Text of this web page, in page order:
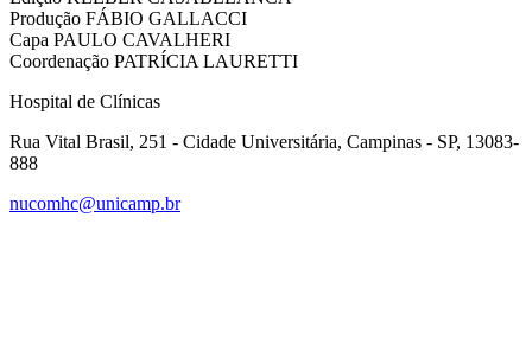
Produção FÁBIO GALLACCI
Capa PAULO CAVALHERI
Coordenação PATRÍCIA LAURETTI
Hospital de Clínicas
Rua Vital Brasil, 251 - Cidade Universitária, Campinas - SP, 13083-
888
nucomhc@unicamp.br